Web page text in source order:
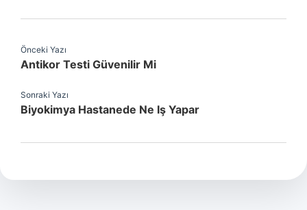
Önceki Yazı
Antikor Testi Güvenilir Mi
Sonraki Yazı
Biyokimya Hastanede Ne Iş Yapar